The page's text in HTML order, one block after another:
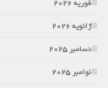
فوریه 2026
ژانویه 2026
دسامبر 2025
نوامبر 2025